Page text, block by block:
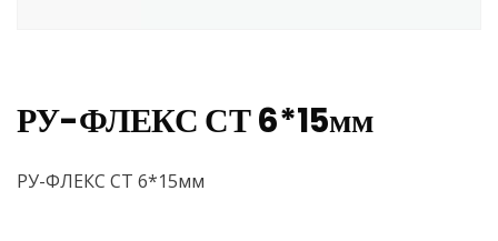
РУ-ФЛЕКС СТ 6*15мм
РУ-ФЛЕКС СТ 6*15мм